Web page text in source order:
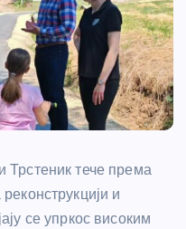
Трстеник тече према
и
се упркос високим